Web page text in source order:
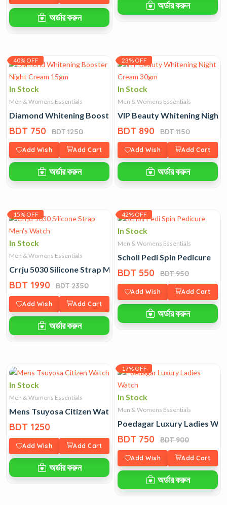
অর্ডার করুন
অর্ডার করুন
40% OFF
In Stock
Men & Womens Essentials
Diamond Whitening Booster Night Cream 15gm
BDT 750 BDT 1250
Add Wish Add Cart
অর্ডার করুন
23% OFF
In Stock
Men & Womens Essentials
VIP Beauty Whitening Night
BDT 890 BDT 1150
Add Wish Add Cart
অর্ডার করুন
15% OFF
In Stock
Men & Womens Essentials
Crrju 5030 Silicone Strap Men's Watch
BDT 1990 BDT 2350
Add Wish Add Cart
অর্ডার করুন
42% OFF
In Stock
Men & Womens Essentials
Scholl Pedi Spin Pedicure
BDT 550 BDT 950
Add Wish Add Cart
অর্ডার করুন
In Stock
Men & Womens Essentials
Mens Tsuyosa Citizen Watch
BDT 1250
Add Wish Add Cart
অর্ডার করুন
17% OFF
In Stock
Men & Womens Essentials
Poedagar Luxury Ladies
BDT 750 BDT 900
Add Wish Add Cart
অর্ডার করুন